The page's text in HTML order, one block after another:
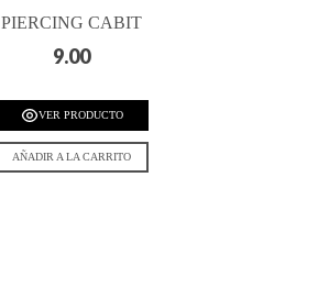
PIERCING CABIT
9.00
VER PRODUCTO
AÑADIR A LA CARRITO